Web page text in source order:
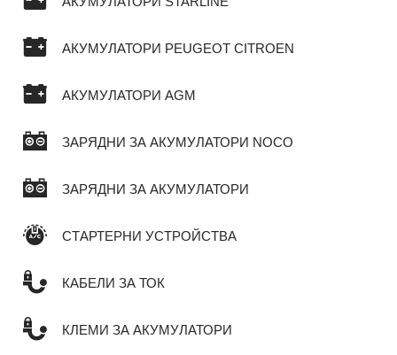
АКУМУЛАТОРИ PEUGEOT CITROEN
АКУМУЛАТОРИ AGM
ЗАРЯДНИ ЗА АКУМУЛАТОРИ NOCO
ЗАРЯДНИ ЗА АКУМУЛАТОРИ
СТАРТЕРНИ УСТРОЙСТВА
КАБЕЛИ ЗА ТОК
КЛЕМИ ЗА АКУМУЛАТОРИ